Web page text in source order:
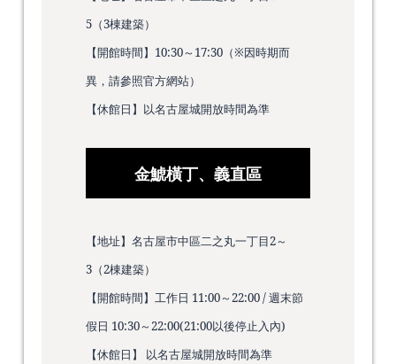
5（3棟建築）
【開館時間】10:30～17:30（※因時期而
異，請參照官方網站）
【休館日】以名古屋城開放時間為準
金鯱橫丁、義直區
【地址】名古屋市中區二之丸一丁目2～
3（2棟建築）
【開館時間】工作日 11:00～22:00 / 週末節
假日 10:30～22:00(21:00以後停止入內)
【休館日】 以名古屋城開放時間為準